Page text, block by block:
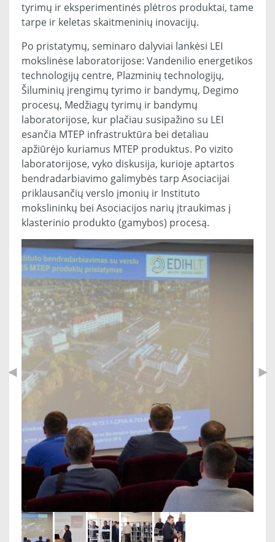
tyrimų ir eksperimentinės plėtros produktai, tame
tarpe ir keletas skaitmeninių inovacijų.
Po pristatymų, seminaro dalyviai lankėsi LEI
mokslinėse laboratorijose: Vandenilio energetikos
technologijų centre, Plazminių technologijų,
Šiluminių įrengimų tyrimo ir bandymų, Degimo
procesų, Medžiagų tyrimų ir bandymų
laboratorijose, kur plačiau susipažino su LEI
esančia MTEP infrastruktūra bei detaliau
apžiūrėjo kuriamus MTEP produktus. Po vizito
laboratorijose, vyko diskusija, kurioje aptartos
bendradarbiavimo galimybės tarp Asociacijai
priklausančių verslo įmonių ir Instituto
mokslininkų bei Asociacijos narių įtraukimas į
klasterinio produkto (gamybos) procesą.